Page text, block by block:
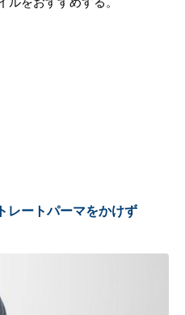
レートパーマをかけず